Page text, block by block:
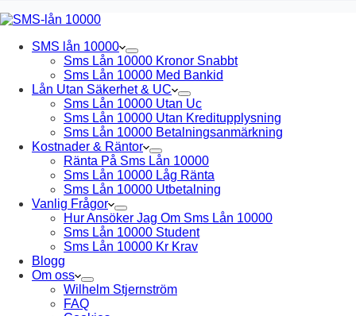
SMS lån 10000
Sms Lån 10000 Kronor Snabbt
Sms Lån 10000 Med Bankid
Lån Utan Säkerhet & UC
Sms Lån 10000 Utan Uc
Sms Lån 10000 Utan Kreditupplysning
Sms Lån 10000 Betalningsanmärkning
Kostnader & Räntor
Ränta På Sms Lån 10000
Sms Lån 10000 Låg Ränta
Sms Lån 10000 Utbetalning
Vanlig Frågor
Hur Ansöker Jag Om Sms Lån 10000
Sms Lån 10000 Student
Sms Lån 10000 Kr Krav
Blogg
Om oss
Wilhelm Stjernström
FAQ